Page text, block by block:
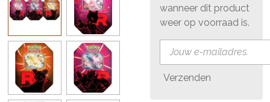
wanneer dit product
weer op voorraad is.
Verzenden